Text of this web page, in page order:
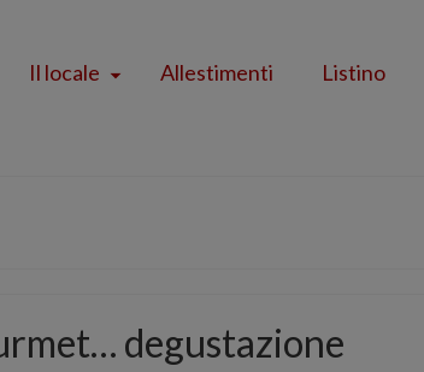
Il locale Allestimenti Listino
degustazione